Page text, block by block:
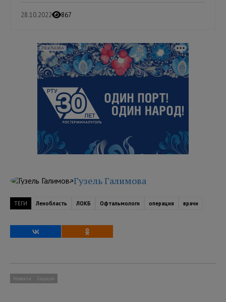
28.10.2022 867
РЕКЛАМА
Гузель Галимова
ТЕГИ Ленобласть ЛОКБ Офтальмологи операция врачи
Новости Социум